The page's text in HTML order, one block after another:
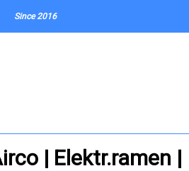
Since 2016
| Elektr.ramen |